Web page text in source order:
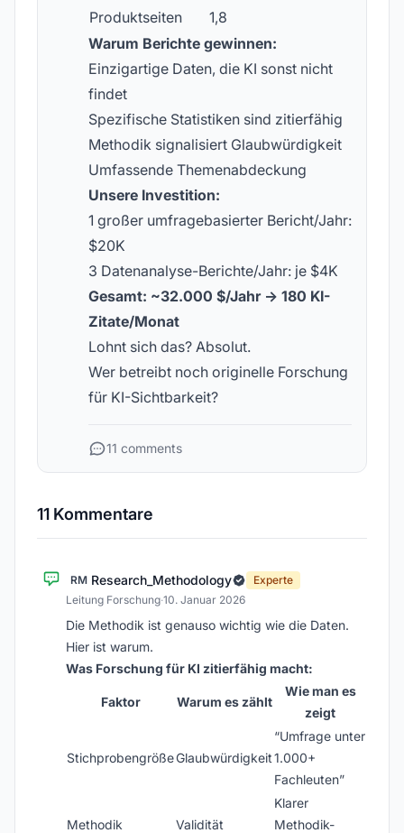
Produktseiten
1,8
Warum Berichte gewinnen:
Einzigartige Daten, die KI sonst nicht
findet
Spezifische Statistiken sind zitierfähig
Methodik signalisiert Glaubwürdigkeit
Umfassende Themenabdeckung
Unsere Investition:
1 großer umfragebasierter Bericht/Jahr:
$20K
3 Datenanalyse-Berichte/Jahr: je $4K
Gesamt: ~32.000 $/Jahr → 180 KI-
Zitate/Monat
Lohnt sich das? Absolut.
Wer betreibt noch originelle Forschung
für KI-Sichtbarkeit?
11 comments
11 Kommentare
RM Research_Methodology
Experte
Leitung Forschung·10. Januar 2026
Die Methodik ist genauso wichtig wie die Daten.
Hier ist warum.
Was Forschung für KI zitierfähig macht:
Faktor Warum es zählt
Wie man es
zeigt
StichprobengrößeGlaubwürdigkeit
“Umfrage unter
1.000+
Fachleuten”
Methodik Validität
Klarer
Methodik-